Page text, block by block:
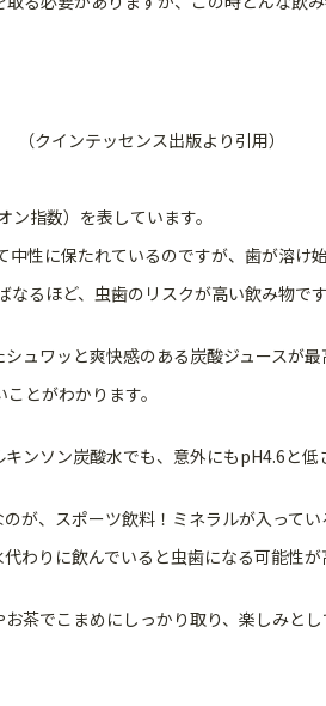
（クインテッセンス出版より引用）
指数）を表しています。
中性に保たれているのですが、歯が溶け
るほど、虫歯のリスクが高い飲み物です
ュワッと爽快感のある炭酸ジュースが
とがわかります。
ンソン炭酸水でも、意外にもpH4.6と
が、スポーツ飲料！ミネラルが入って
わりに飲んでいると虫歯になる可能性
茶でこまめにしっかり取り、楽しみと